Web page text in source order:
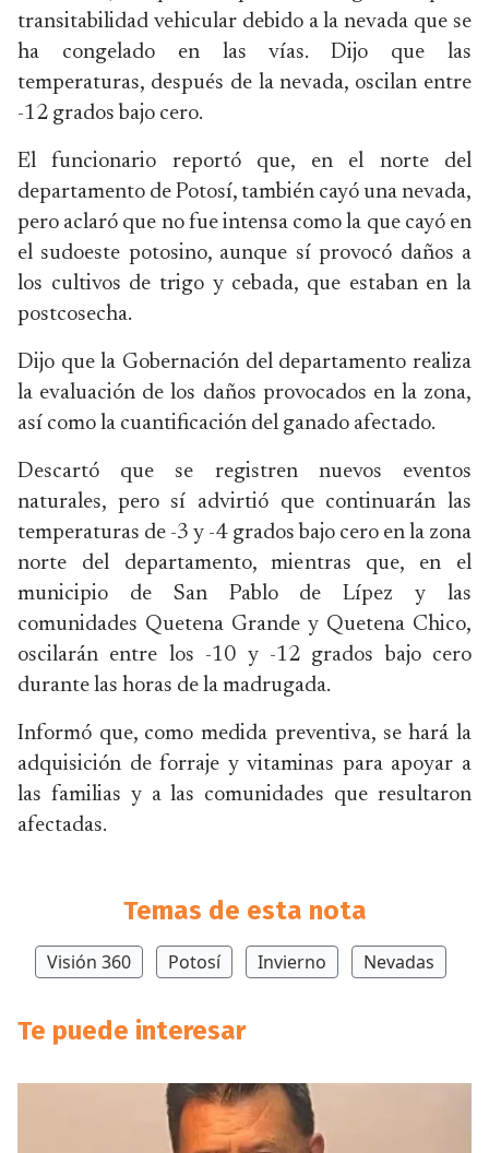
transitabilidad vehicular debido a la nevada que se
ha congelado en las vías. Dijo que las
temperaturas, después de la nevada, oscilan entre
-12 grados bajo cero.
El funcionario reportó que, en el norte del
departamento de Potosí, también cayó una nevada,
pero aclaró que no fue intensa como la que cayó en
el sudoeste potosino, aunque sí provocó daños a
los cultivos de trigo y cebada, que estaban en la
postcosecha.
Dijo que la Gobernación del departamento realiza
la evaluación de los daños provocados en la zona,
así como la cuantificación del ganado afectado.
Descartó que se registren nuevos eventos
naturales, pero sí advirtió que continuarán las
temperaturas de -3 y -4 grados bajo cero en la zona
norte del departamento, mientras que, en el
municipio de San Pablo de Lípez y las
comunidades Quetena Grande y Quetena Chico,
oscilarán entre los -10 y -12 grados bajo cero
durante las horas de la madrugada.
Informó que, como medida preventiva, se hará la
adquisición de forraje y vitaminas para apoyar a
las familias y a las comunidades que resultaron
afectadas.
Temas de esta nota
Visión 360 Potosí Invierno Nevadas
Te puede interesar